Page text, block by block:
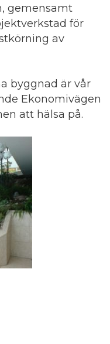
gemensamt
för
av
byggnad är vår
Ekonomivägen
att hälsa på.